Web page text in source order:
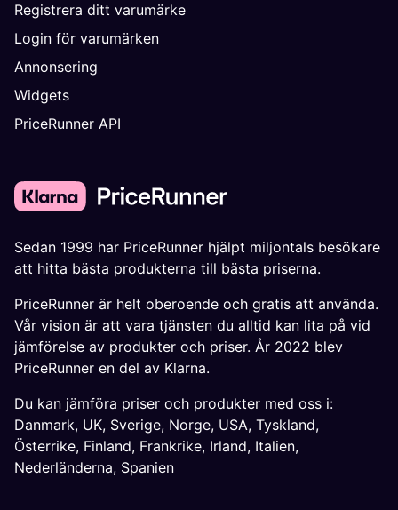
Registrera ditt varumärke
Login för varumärken
Annonsering
Widgets
PriceRunner API
Sedan 1999 har PriceRunner hjälpt miljontals besökare
att hitta bästa produkterna till bästa priserna.
PriceRunner är helt oberoende och gratis att använda.
Vår vision är att vara tjänsten du alltid kan lita på vid
jämförelse av produkter och priser. År 2022 blev
PriceRunner en del av Klarna.
Du kan jämföra priser och produkter med oss i:
Danmark, UK, Sverige, Norge, USA, Tyskland,
Österrike, Finland, Frankrike, Irland, Italien,
Nederländerna, Spanien